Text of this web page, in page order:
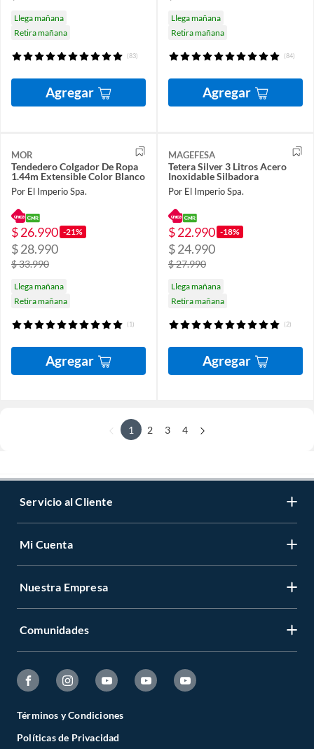
Llega mañana
Retira mañana
(83)
Agregar
Llega mañana
Retira mañana
(84)
Agregar
MOR
Tendedero Colgador De Ropa
1.44m Extensible Color Blanco
Por El Imperio Spa.
$ 26.990 -21%
$ 28.990
$ 33.990
Llega mañana
Retira mañana
(1)
Agregar
MAGEFESA
Tetera Silver 3 Litros Acero
Inoxidable Silbadora
Por El Imperio Spa.
$ 22.990 -18%
$ 24.990
$ 27.990
Llega mañana
Retira mañana
(2)
Agregar
1 2 3 4
Servicio al Cliente
Mi Cuenta
Nuestra Empresa
Comunidades
Términos y Condiciones
Políticas de Privacidad